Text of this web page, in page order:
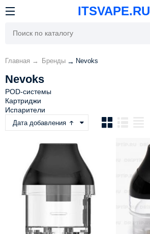
ITSVAPE.RU
Главная → Бренды → Nevoks
Nevoks
POD-системы
Картриджи
Испарители
Дата добавления